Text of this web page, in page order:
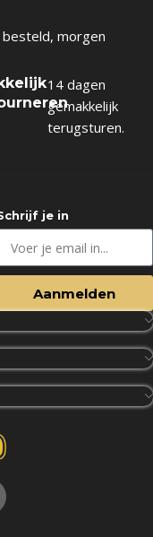
morgen
14 dagen
gemakkelijk
terugsturen.
je in
Aanmelden